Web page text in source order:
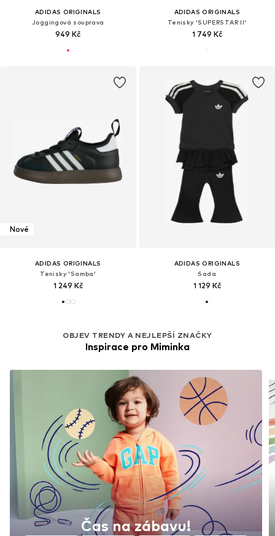
ADIDAS ORIGINALS
Joggingová souprava
949 Kč
ADIDAS ORIGINALS
Tenisky 'SUPERSTAR II'
1 749 Kč
Nové
ADIDAS ORIGINALS
Tenisky 'Samba'
1 249 Kč
ADIDAS ORIGINALS
Sada
1 129 Kč
OBJEV TRENDY A NEJLEPŠÍ ZNAČKY
Inspirace pro Miminka
Čas na zábavu!